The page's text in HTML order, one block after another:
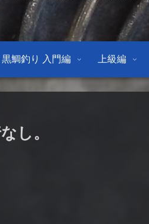
黒鯛釣り 入門編 上級編
し。